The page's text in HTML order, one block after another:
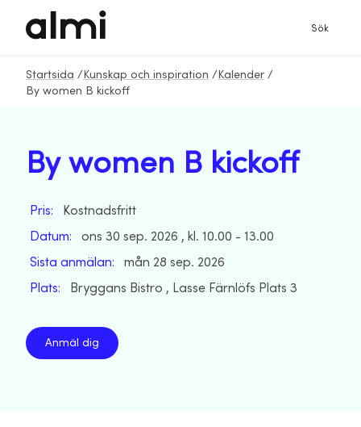
Sök
Startsida / Kunskap och inspiration / Kalender /
By women B kickoff
By women B kickoff
Pris:
Kostnadsfritt
Datum:
ons 30 sep. 2026 , kl. 10.00 - 13.00
Sista anmälan:
mån 28 sep. 2026
Plats:
Bryggans Bistro , Lasse Färnlöfs Plats 3
Anmäl dig